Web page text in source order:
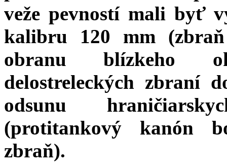
veže pevností mali byť
kalibru 120 mm
obranu blízkeho
delostreleckých zbraní
odsunu
(protitankový kanón
zbraň).